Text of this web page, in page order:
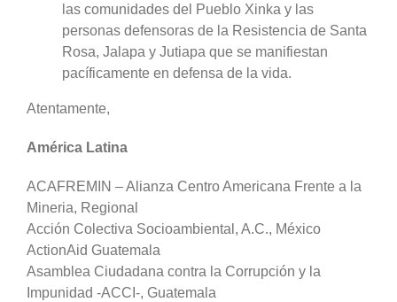
las comunidades del Pueblo Xinka y las
personas defensoras de la Resistencia de Santa
Rosa, Jalapa y Jutiapa que se manifiestan
pacíficamente en defensa de la vida.
Atentamente,
América Latina
ACAFREMIN – Alianza Centro Americana Frente a la
Mineria, Regional
Acción Colectiva Socioambiental, A.C., México
ActionAid Guatemala
Asamblea Ciudadana contra la Corrupción y la
Impunidad -ACCI-, Guatemala